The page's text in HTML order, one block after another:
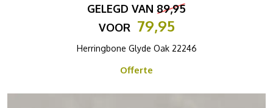
GELEGD VAN 89,95
VOOR 79,95
Herringbone Glyde Oak 22246
Offerte